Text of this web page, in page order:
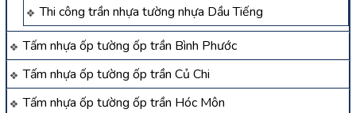
Thi công trần nhựa tường nhựa Dầu Tiếng
Tấm nhựa ốp tường ốp trần Bình Phước
Tấm nhựa ốp tường ốp trần Củ Chi
Tấm nhựa ốp tường ốp trần Hóc Môn